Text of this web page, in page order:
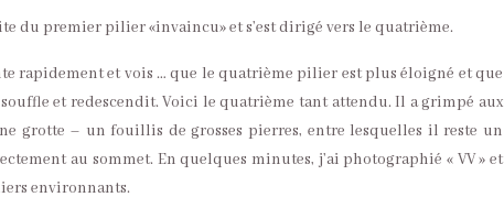
du premier pilier «invaincu» et s’est dirigé vers le quatrième.
rapidement et vois … que le quatrième pilier est plus éloigné et que
et redescendit. Voici le quatrième tant attendu. Il a grimpé aux
grotte – un fouillis de grosses pierres, entre lesquelles il reste un
au sommet. En quelques minutes, j’ai photographié « VV » et
environnants.